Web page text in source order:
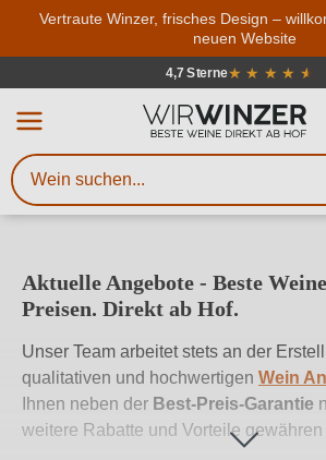
Zum
Vertraute Winzer, frisches Design –
neuen Website
4.7 von 5 Sternen
Über 4000
Aktuelle Angebote - Beste
Preisen. Direkt ab Hof.
Unser Team arbeitet stets an der
qualitativen und hochwertigen Wein
Ihnen neben der Best-Preis-Garantie
weitere Rabatte und Vorteile
Weinsuche
Mindestens 3 Zeichen eingeben
Beschreiben Sie, welchen
Sie suchen – ob nach
Kriterien.